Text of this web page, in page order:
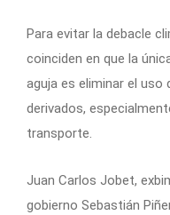
Para evitar la debacle
coinciden en que la
aguja es eliminar el uso
derivados,
transporte.
Juan Carlos Jobet,
gobierno Sebastián